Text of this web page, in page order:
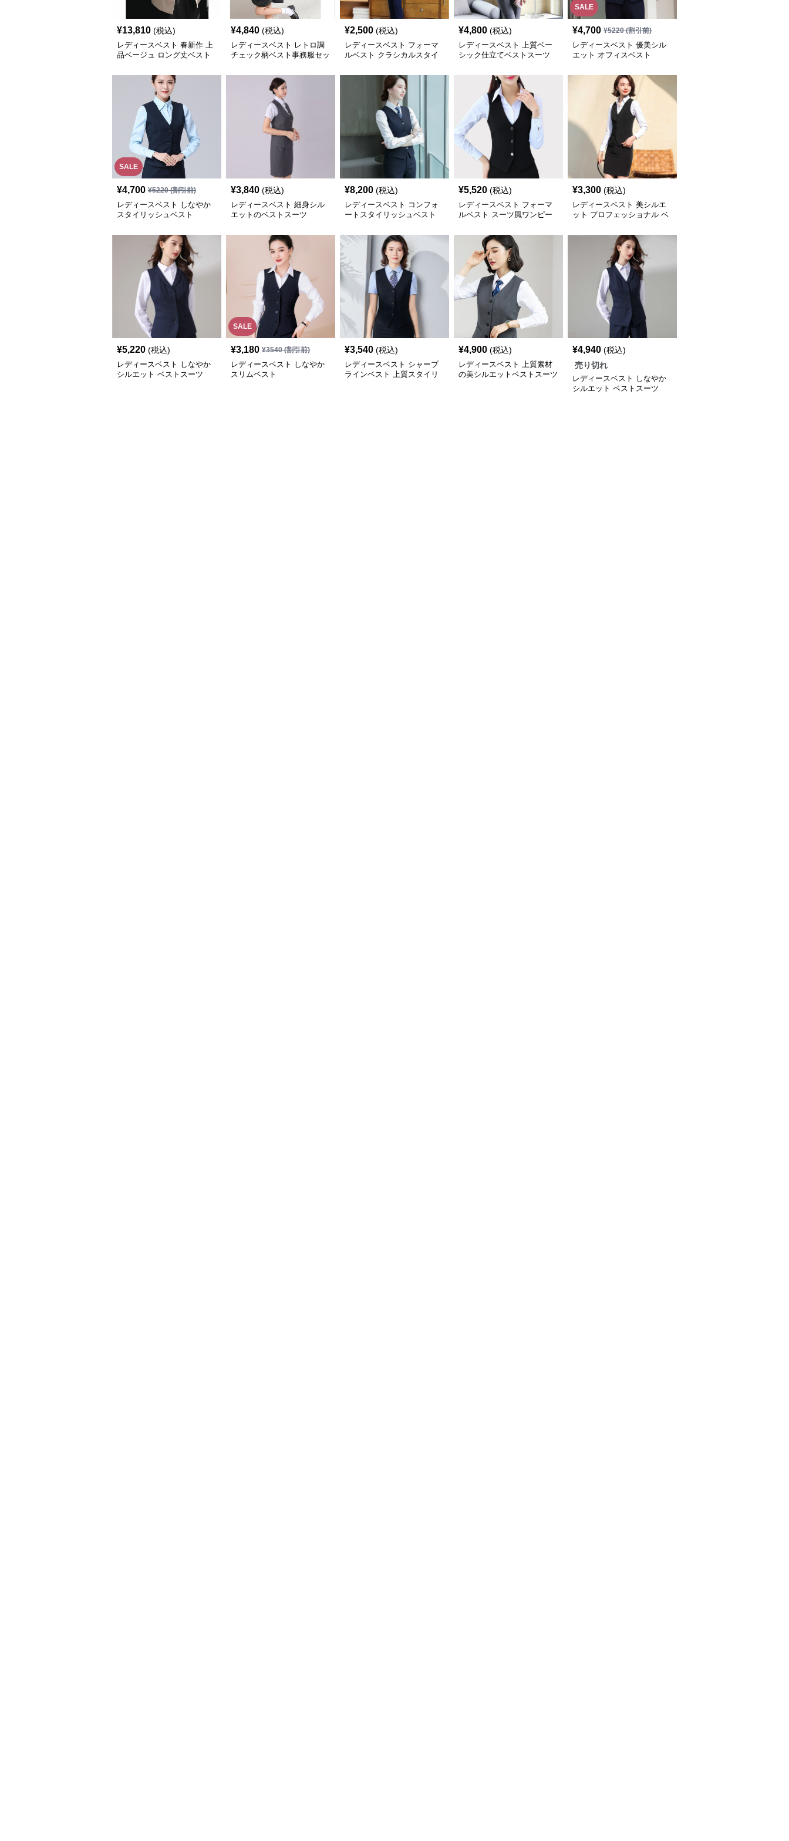
¥13,810 (税込)
レディースベスト 春新作 上
品ベージュ ロング丈ベスト
¥4,840 (税込)
レディースベスト レトロ調
チェック柄ベスト事務服セッ
¥2,500 (税込)
レディースベスト フォーマ
ルベスト クラシカルスタイ
¥4,800 (税込)
レディースベスト 上質ベー
シック仕立てベストスーツ
SALE
¥4,700 ¥5220(割引前)
レディースベスト 優美シル
エット オフィスベスト
SALE
¥4,700 ¥5220(割引前)
レディースベスト しなやか
スタイリッシュベスト
¥3,840 (税込)
レディースベスト 細身シル
エットのベストスーツ
¥8,200 (税込)
レディースベスト コンフォ
ートスタイリッシュベスト
¥5,520 (税込)
レディースベスト フォーマ
ルベスト スーツ風ワンピー
¥3,300 (税込)
レディースベスト 美シルエ
ット プロフェッショナル ベ
¥5,220 (税込)
レディースベスト しなやか
シルエット ベストスーツ
SALE
¥3,180 ¥3540(割引前)
レディースベスト しなやか
スリムベスト
¥3,540 (税込)
レディースベスト シャープ
ラインベスト 上質スタイリ
¥4,900 (税込)
レディースベスト 上質素材
の美シルエットベストスーツ
¥4,940 (税込)
売り切れ
レディースベスト しなやか
シルエット ベストスーツ